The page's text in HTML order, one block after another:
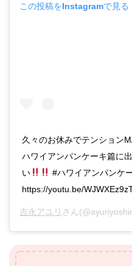
この投稿をInstagramで見る
久々のお休みでテンション
ハワイアンパンケーキ篇に
い
#ハワイアンパンケ
https://youtu.be/
吉永アユリ さん